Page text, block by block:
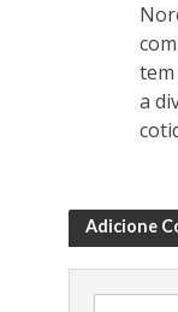
tem
a
Adicione